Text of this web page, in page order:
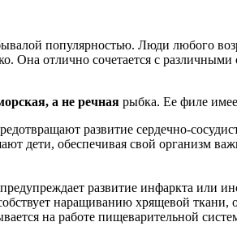
популярностью. Люди любого
Она отлично сочетается с
а не речная рыбка. Ее филе
развитие сердечно-
дети, обеспечивая свой организм
развитие инфаркта или
наращиванию хрящевой ткани,
на работе пищеварительной